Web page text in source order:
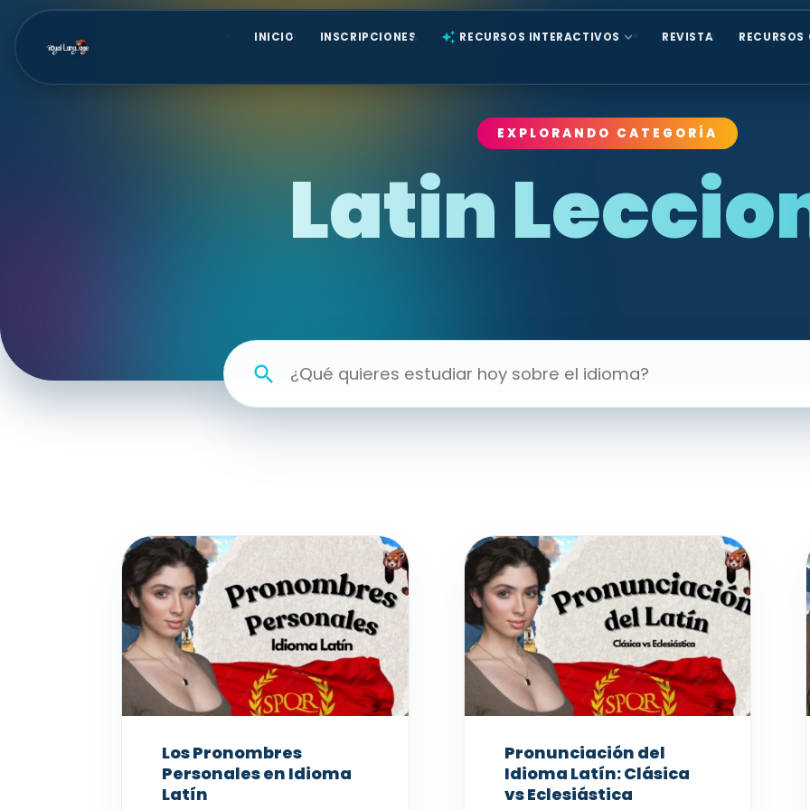
INICIO INSCRIPCIONES auto_awesome RECURSOS INTERACTIVOS expand_more REVISTA RECURSOS
EXPLORANDO CATEGORÍA
Latin
search
Los Pronombres
Personales en Idioma
Latín
Pronunciación del
Idioma Latín: Clásica
vs Eclesiástica